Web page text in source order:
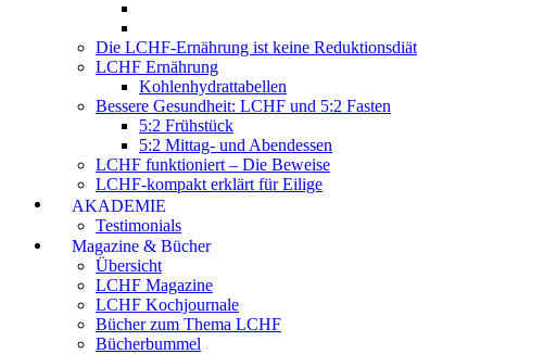
Die LCHF-Ernährung ist keine Reduktionsdiät
LCHF Ernährung
Kohlenhydrattabellen
Bessere Gesundheit: LCHF und 5:2 Fasten
5:2 Frühstück
5:2 Mittag- und Abendessen
LCHF funktioniert – Die Beweise
LCHF-kompakt erklärt für Eilige
AKADEMIE
Testimonials
Magazine & Bücher
Übersicht
LCHF Magazine
LCHF Kochjournale
Bücher zum Thema LCHF
Bücherbummel